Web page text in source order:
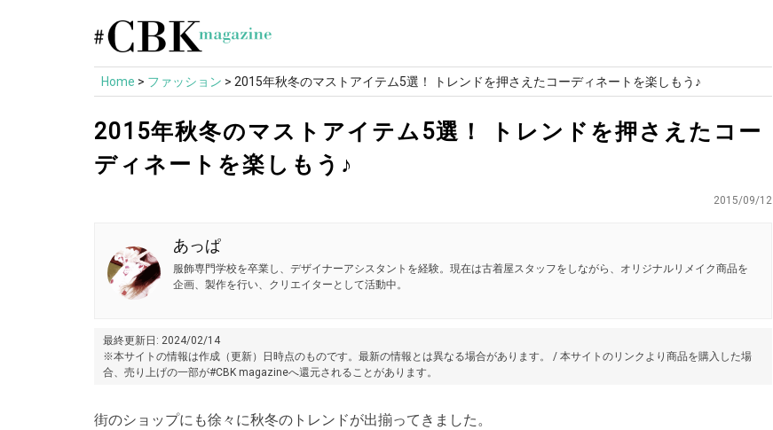
content
Home > ファッション >2015年秋冬のマストアイテム5選！ トレンドを押さえたコーディネートを楽しもう♪
2015年秋冬のマストアイテム5選！ トレンドを押さえたコー
ディネートを楽しもう♪
2015/09/12
あっぱ
服飾専門学校を卒業し、デザイナーアシスタントを経験。現在は古着屋スタッフをしながら、オリジナルリメイク商品を
企画、製作を行い、クリエイターとして活動中。
最終更新日: 2024/02/14
※本サイトの情報は作成（更新）日時点のものです。最新の情報とは異なる場合があります。 / 本サイトのリンクより商品を購入した場
合、売り上げの一部が#CBK magazineへ還元されることがあります。
街のショップにも徐々に秋冬のトレンドが出揃ってきました。